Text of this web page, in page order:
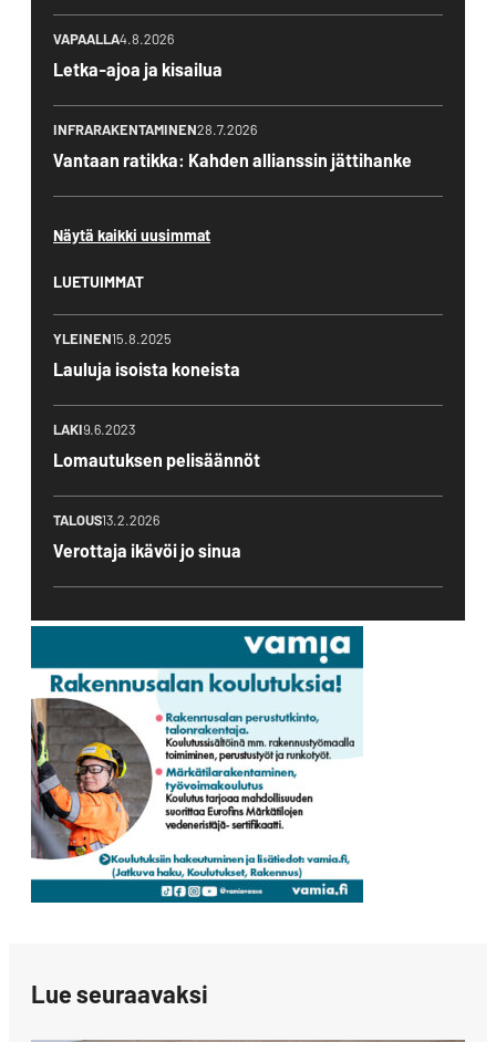
VAPAALLA4.8.2026
Letka-ajoa ja kisailua
INFRARAKENTAMINEN28.7.2026
Vantaan ratikka: Kahden allianssin jättihanke
Näytä kaikki uusimmat
LUETUIMMAT
YLEINEN15.8.2025
Lauluja isoista koneista
LAKI9.6.2023
Lomautuksen pelisäännöt
TALOUS13.2.2026
Verottaja ikävöi jo sinua
Lue seuraavaksi